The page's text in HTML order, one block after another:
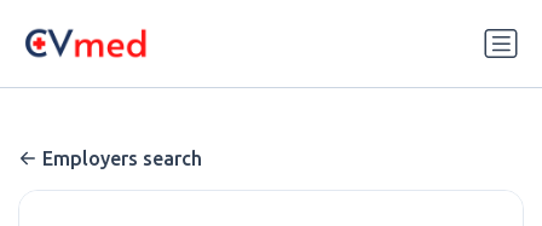
Employers search